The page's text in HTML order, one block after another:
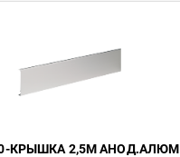
КРЫШКА 2,5М АНОД.АЛЮМ